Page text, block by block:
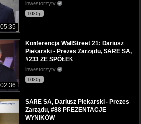
05:35
inwestorzytv
1080p
02:36
Konferencja WallStreet 21: Dariusz
Piekarski - Prezes Zarządu, SARE SA,
#233 ZE SPÓŁEK
inwestorzytv
1080p
SARE SA, Dariusz Piekarski - Prezes
Zarządu, #88 PREZENTACJE
WYNIKÓW